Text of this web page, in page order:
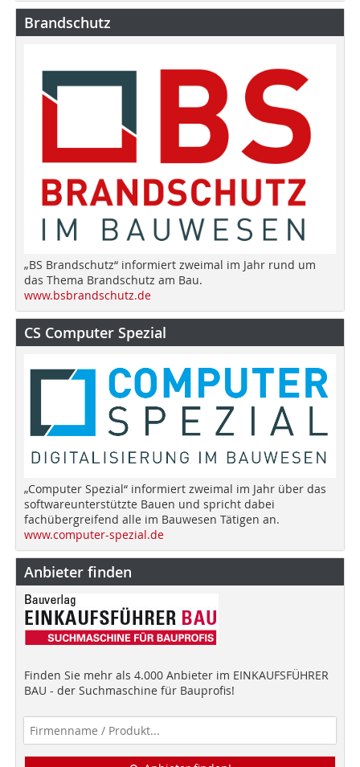
Brandschutz
„BS Brandschutz“ informiert zweimal im Jahr rund um
das Thema Brandschutz am Bau.
www.bsbrandschutz.de
CS Computer Spezial
„Computer Spezial“ informiert zweimal im Jahr über das
softwareunterstützte Bauen und spricht dabei
fachübergreifend alle im Bauwesen Tätigen an.
www.computer-spezial.de
Anbieter finden
Finden Sie mehr als 4.000 Anbieter im EINKAUFSFÜHRER
BAU - der Suchmaschine für Bauprofis!